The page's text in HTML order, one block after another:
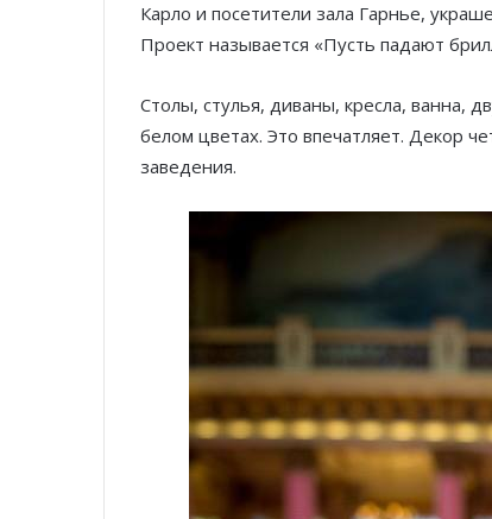
Карло и посетители зала Гарнье,
Проект называется «Пусть падают
Столы, стулья, диваны, кресла, ванна,
белом цветах. Это впечатляет. Декор
заведения.